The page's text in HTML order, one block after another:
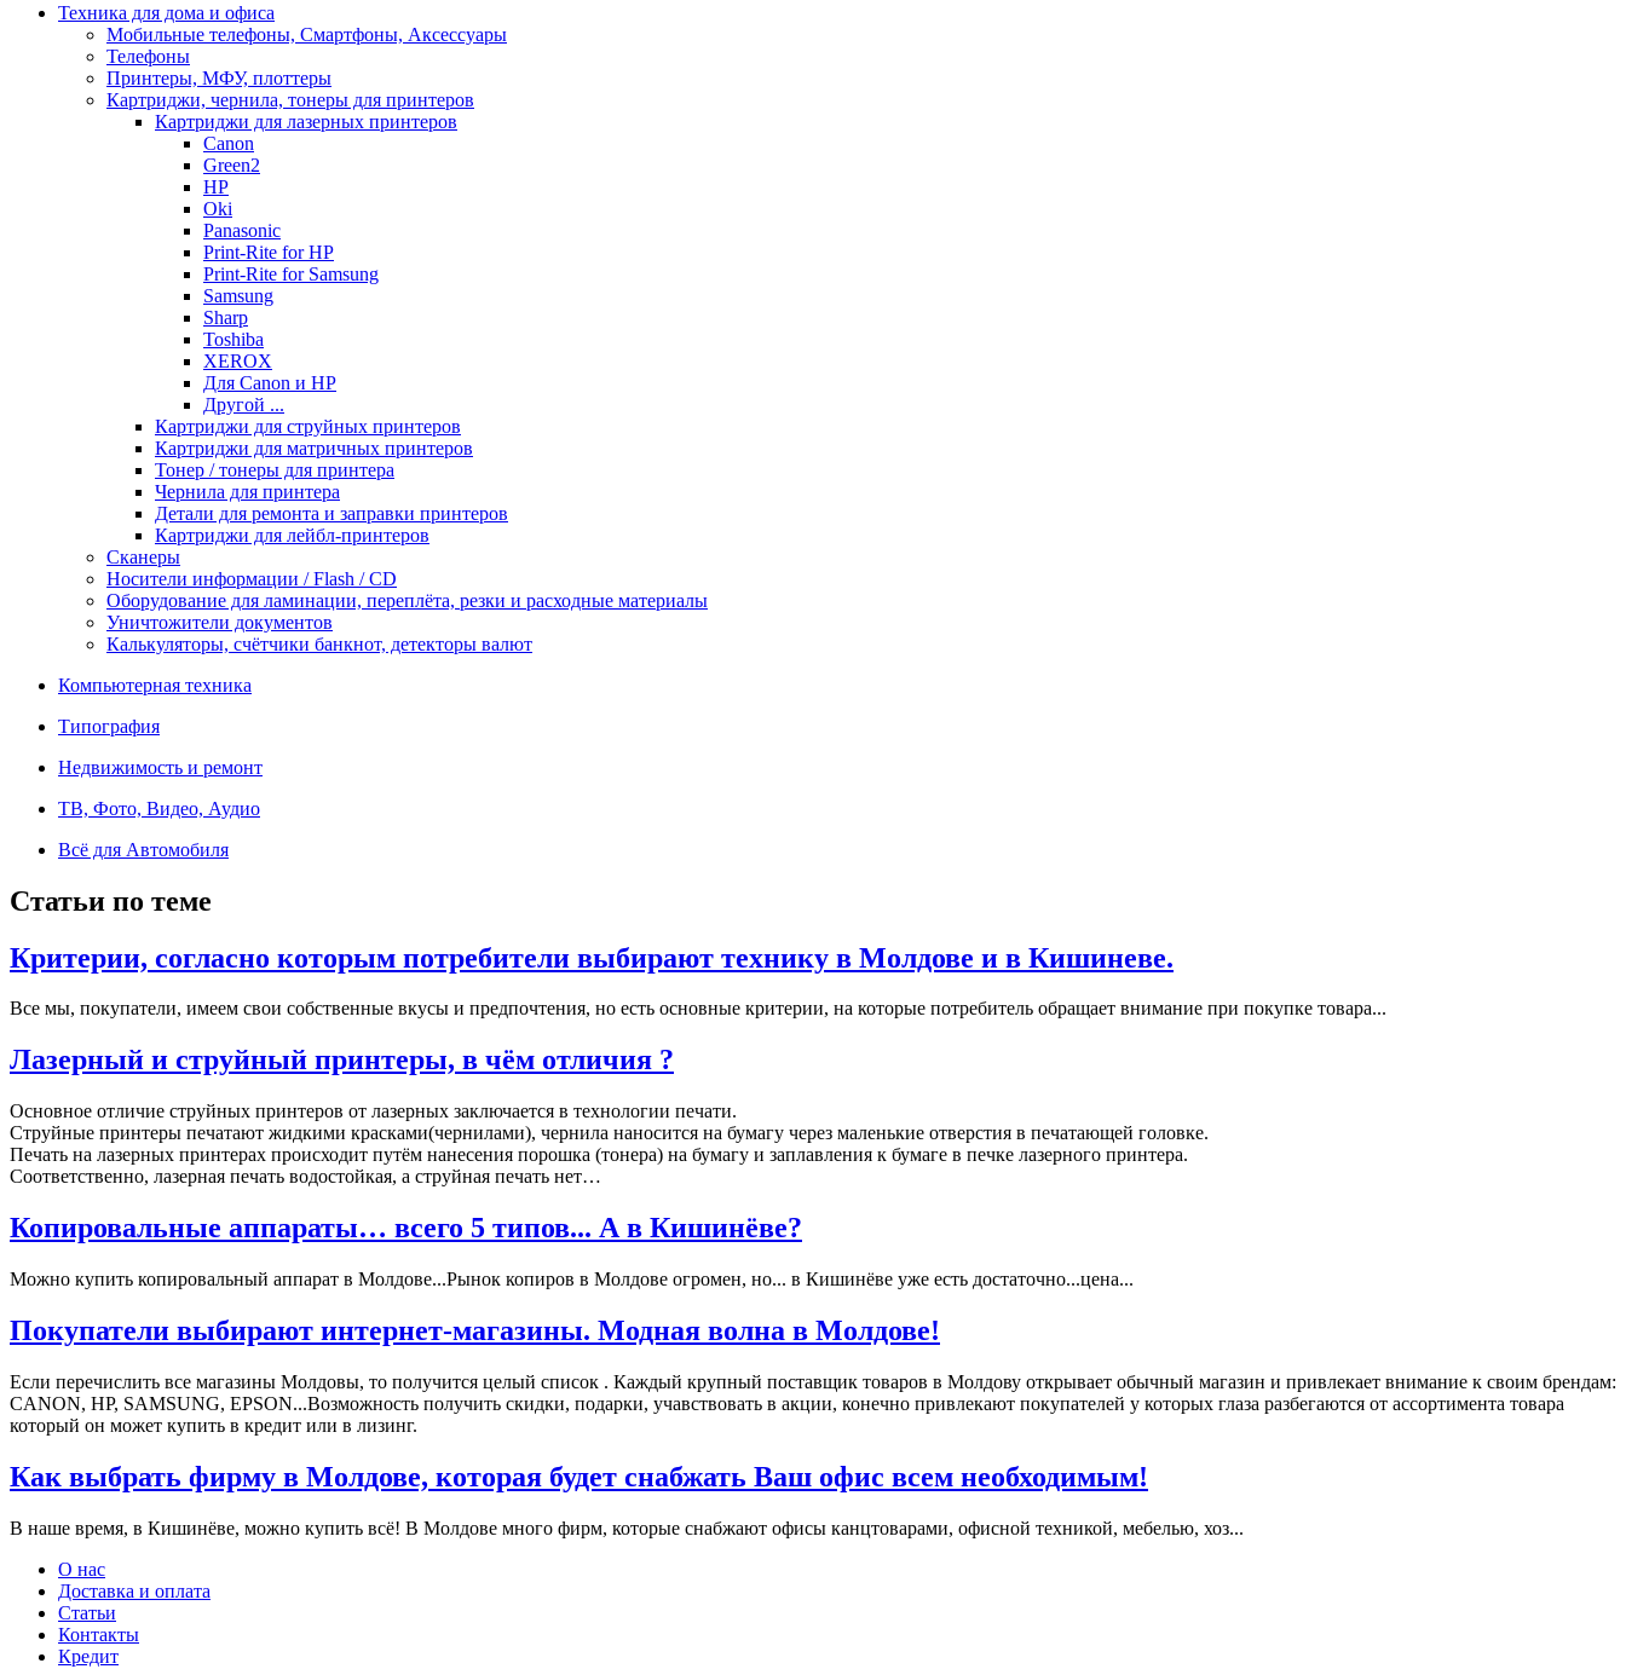
Техника для дома и офиса
Мобильные телефоны, Смартфоны, Аксессуары
Телефоны
Принтеры, МФУ, плоттеры
Картриджи, чернила, тонеры для принтеров
Картриджи для лазерных принтеров
Canon
Green2
HP
Oki
Panasonic
Print-Rite for HP
Print-Rite for Samsung
Samsung
Sharp
Toshiba
XEROX
Для Canon и HP
Другой ...
Картриджи для струйных принтеров
Картриджи для матричных принтеров
Тонер / тонеры для принтера
Чернила для принтера
Детали для ремонта и заправки принтеров
Картриджи для лейбл-принтеров
Сканеры
Носители информации / Flash / CD
Оборудование для ламинации, переплёта, резки и расходные материалы
Уничтожители документов
Калькуляторы, счётчики банкнот, детекторы валют
Компьютерная техника
Типография
Недвижимость и ремонт
ТВ, Фото, Видео, Аудио
Всё для Автомобиля
Статьи по теме
Критерии, согласно которым потребители выбирают технику в Молдове и в Кишиневе.
Все мы, покупатели, имеем свои собственные вкусы и предпочтения, но есть основные критерии, на которые потребитель обращает внимание при покупке товара...
Лазерный и струйный принтеры, в чём отличия ?
Основное отличие струйных принтеров от лазерных заключается в технологии печати.
Струйные принтеры печатают жидкими красками(чернилами), чернила наносится на бумагу через маленькие отверстия в печатающей головке.
Печать на лазерных принтерах происходит путём нанесения порошка (тонера) на бумагу и заплавления к бумаге в печке лазерного принтера.
Соответственно, лазерная печать водостойкая, а струйная печать нет…
Копировальные аппараты… всего 5 типов... А в Кишинёве?
Можно купить копировальный аппарат в Молдове...Рынок копиров в Молдове огромен, но... в Кишинёве уже есть достаточно...цена...
Покупатели выбирают интернет-магазины. Модная волна в Молдове!
Если перечислить все магазины Молдовы, то получится целый список . Каждый крупный поставщик товаров в Молдову открывает обычный магазин и привлекает внимание к своим брендам:
СANON, HP, SAMSUNG, EPSON...Возможность получить скидки, подарки, учавствовать в акции, конечно привлекают покупателей у которых глаза разбегаются от ассортимента товара
который он может купить в кредит или в лизинг.
Как выбрать фирму в Молдове, которая будет снабжать Ваш офис всем необходимым!
В наше время, в Кишинёве, можно купить всё! В Молдове много фирм, которые снабжают офисы канцтоварами, офисной техникой, мебелью, хоз...
О нас
Доставка и оплата
Статьи
Контакты
Кредит